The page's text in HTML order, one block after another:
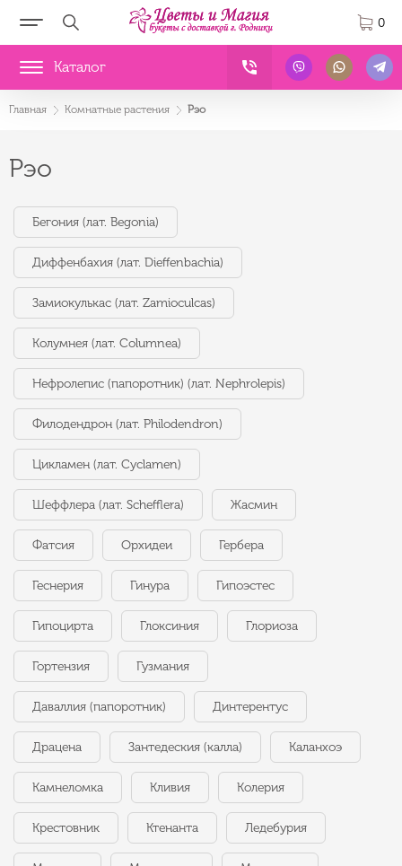
0
Каталог
Главная Комнатные растения Рэо
Рэо
Бегония (лат. Begonia)
Диффенбахия (лат. Dieffenbachia)
Замиокулькас (лат. Zamioculcas)
Колумнея (лат. Columnea)
Нефролепис (папоротник) (лат. Nephrolepis)
Филодендрон (лат. Philodendron)
Цикламен (лат. Cyclamen)
Шеффлера (лат. Schefflera) Жасмин
Фатсия Орхидеи Гербера
Геснерия Гинура Гипоэстес
Гипоцирта Глоксиния Глориоза
Гортензия Гузмания
Даваллия (папоротник) Динтерентус
Драцена Зантедеския (калла) Каланхоэ
Камнеломка Кливия Колерия
Крестовник Ктенанта Ледебурия